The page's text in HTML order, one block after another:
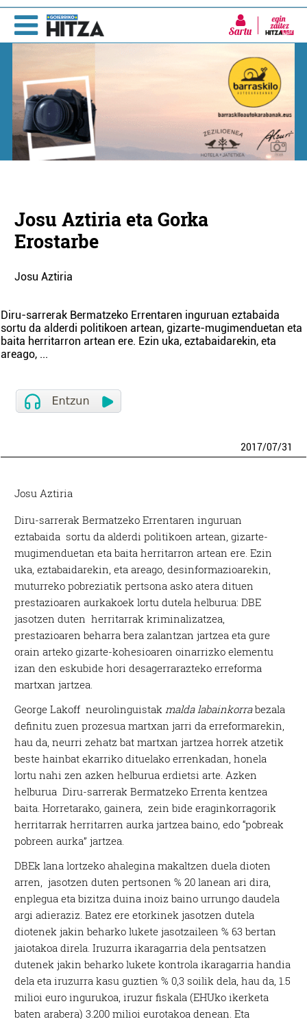
Sartu
Josu Aztiria eta Gorka
Erostarbe
Josu Aztiria
Diru-sarrerak Bermatzeko Errentaren inguruan eztabaida
sortu da alderdi politikoen artean, gizarte-mugimenduetan eta
baita herritarron artean ere. Ezin uka, eztabaidarekin, eta
areago, ...
2017/07/31
Josu Aztiria
Diru-sarrerak Bermatzeko Errentaren inguruan
eztabaida sortu da alderdi politikoen artean, gizarte-
mugimenduetan eta baita herritarron artean ere. Ezin
uka, eztabaidarekin, eta areago, desinformazioarekin,
muturreko pobreziatik pertsona asko atera dituen
prestazioaren aurkakoek lortu dutela helburua: DBE
jasotzen duten herritarrak kriminalizatzea,
prestazioaren beharra bera zalantzan jartzea eta gure
orain arteko gizarte-kohesioaren oinarrizko elementu
izan den eskubide hori desagerrarazteko erreforma
martxan jartzea.
George Lakoff neurolinguistakmalda labainkorrabezala
definitu zuen prozesua martxan jarri da erreformarekin,
hau da, neurri zehatz bat martxan jartzea horrek atzetik
beste hainbat ekarriko dituelako errenkadan, honela
lortu nahi zen azken helburua erdietsi arte. Azken
helburua Diru-sarrerak Bermatzeko Errenta kentzea
baita. Horretarako, gainera, zein bide eraginkorragorik
herritarrak herritarren aurka jartzea baino, edo “pobreak
pobreen aurka” jartzea.
DBEk lana lortzeko ahalegina makaltzen duela dioten
arren, jasotzen duten pertsonen % 20 lanean ari dira,
enplegua eta bizitza duina inoiz baino urrungo daudela
argi adieraziz. Batez ere etorkinek jasotzen dutela
diotenek jakin beharko lukete jasotzaileen % 63 bertan
jaiotakoa direla. Iruzurra ikaragarria dela pentsatzen
dutenek jakin beharko lukete kontrola ikaragarria handia
dela eta iruzurra kasu guztien % 0,3 soilik dela, hau da, 1.5
milioi euro ingurukoa, iruzur fiskala (EHUko ikerketa
baten arabera) 3.200 milioi eurotakoa denean. Eta